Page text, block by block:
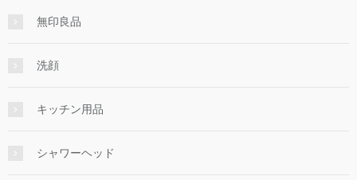
無印良品
洗顔
キッチン用品
シャワーヘッド